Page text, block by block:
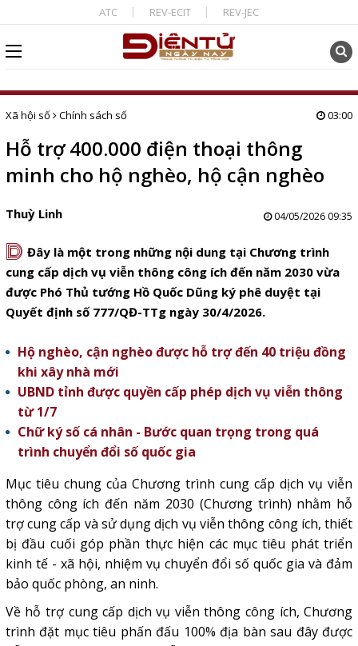
ATC REV-ECIT REV-JEC
Xã hội số Chính sách số 03:00
Hỗ trợ 400.000 điện thoại thông
minh cho hộ nghèo, hộ cận nghèo
Thuỳ Linh 04/05/2026 09:35
D Đây là một trong những nội dung tại Chương trình
cung cấp dịch vụ viễn thông công ích đến năm 2030 vừa
được Phó Thủ tướng Hồ Quốc Dũng ký phê duyệt tại
Quyết định số 777/QĐ-TTg ngày 30/4/2026.
Hộ nghèo, cận nghèo được hỗ trợ đến 40 triệu đồng
khi xây nhà mới
UBND tỉnh được quyền cấp phép dịch vụ viễn thông
từ 1/7
Chữ ký số cá nhân - Bước quan trọng trong quá
trình chuyển đổi số quốc gia
Mục tiêu chung của Chương trình cung cấpdịch vụ viễn
thôngcông ích đến năm 2030 (Chương trình) nhằm hỗ
trợ cung cấp và sử dụng dịch vụ viễn thông công ích, thiết
bị đầu cuối góp phần thực hiện các mục tiêu phát triển
kinh tế - xã hội, nhiệm vụchuyển đổi số quốc giavà đảm
bảo quốc phòng, an ninh.
Về hỗ trợ cung cấp dịch vụ viễn thông công ích, Chương
trình đặt mục tiêu phấn đấu 100% địa bàn sau đây được